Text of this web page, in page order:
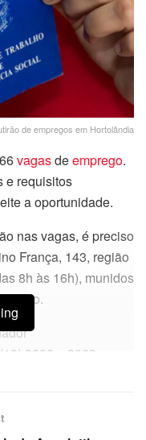
de empregos em Hortolândia
vagasdeemprego.
e requisitos
a oportunidade.
nas vagas, é preciso
França, 143, região
8h às 16h), munidos
3803 – 3003 para
vagas de